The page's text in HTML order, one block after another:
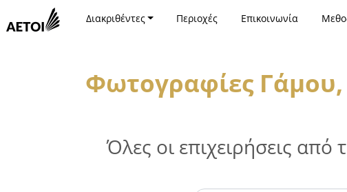
Διακριθέντες Περιοχές Επικοινωνία
Φωτογραφίες
Όλες οι επιχειρήσεις